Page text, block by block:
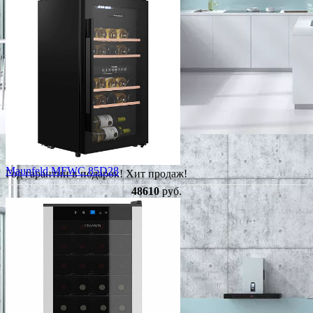
Год гарантии в подарок!Хит продаж!
Maunfeld MFWC 85D28
48610руб.